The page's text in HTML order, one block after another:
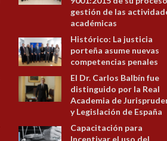
gestión de las
académicas
Histórico: La justicia
porteña asume nuevas
competencias penales
El Dr. Carlos Balbín fue
distinguido por la Real
Academia de
y Legislación de España
Capacitación para
Incentivar el uso del